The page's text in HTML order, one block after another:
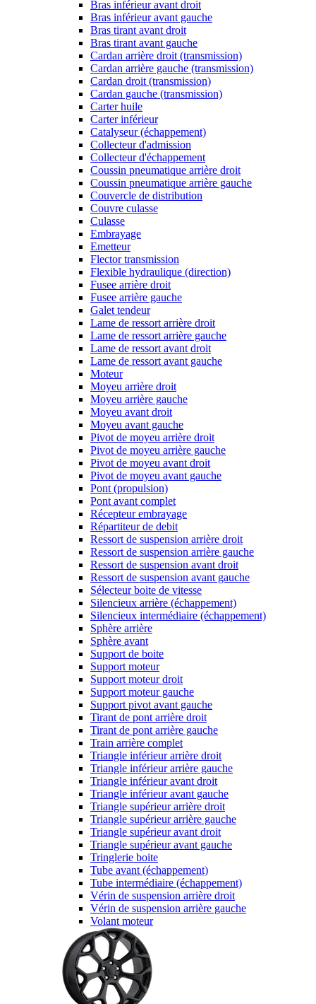
Bras inférieur avant droit
Bras inférieur avant gauche
Bras tirant avant droit
Bras tirant avant gauche
Cardan arrière droit (transmission)
Cardan arrière gauche (transmission)
Cardan droit (transmission)
Cardan gauche (transmission)
Carter huile
Carter inférieur
Catalyseur (échappement)
Collecteur d'admission
Collecteur d'échappement
Coussin pneumatique arrière droit
Coussin pneumatique arrière gauche
Couvercle de distribution
Couvre culasse
Culasse
Embrayage
Emetteur
Flector transmission
Flexible hydraulique (direction)
Fusee arrière droit
Fusee arrière gauche
Galet tendeur
Lame de ressort arrière droit
Lame de ressort arrière gauche
Lame de ressort avant droit
Lame de ressort avant gauche
Moteur
Moyeu arrière droit
Moyeu arrière gauche
Moyeu avant droit
Moyeu avant gauche
Pivot de moyeu arrière droit
Pivot de moyeu arrière gauche
Pivot de moyeu avant droit
Pivot de moyeu avant gauche
Pont (propulsion)
Pont avant complet
Récepteur embrayage
Répartiteur de debit
Ressort de suspension arrière droit
Ressort de suspension arrière gauche
Ressort de suspension avant droit
Ressort de suspension avant gauche
Sélecteur boite de vitesse
Silencieux arrière (échappement)
Silencieux intermédiaire (échappement)
Sphère arrière
Sphère avant
Support de boite
Support moteur
Support moteur droit
Support moteur gauche
Support pivot avant gauche
Tirant de pont arrière droit
Tirant de pont arrière gauche
Train arrière complet
Triangle inférieur arrière droit
Triangle inférieur arrière gauche
Triangle inférieur avant droit
Triangle inférieur avant gauche
Triangle supérieur arrière droit
Triangle supérieur arrière gauche
Triangle supérieur avant droit
Triangle supérieur avant gauche
Tringlerie boite
Tube avant (échappement)
Tube intermédiaire (échappement)
Vérin de suspension arrière droit
Vérin de suspension arrière gauche
Volant moteur